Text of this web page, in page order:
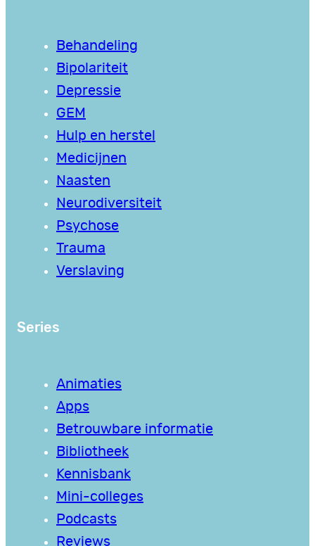
Behandeling
Bipolariteit
Depressie
GEM
Hulp en herstel
Medicijnen
Naasten
Neurodiversiteit
Psychose
Trauma
Verslaving
Series
Animaties
Apps
Betrouwbare informatie
Bibliotheek
Kennisbank
Mini-colleges
Podcasts
Reviews